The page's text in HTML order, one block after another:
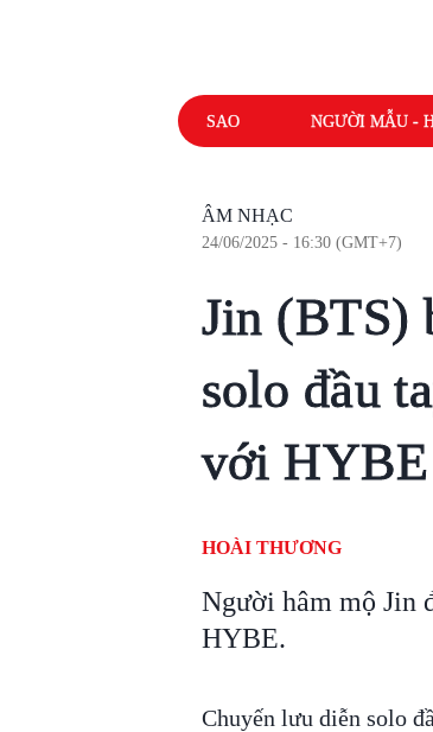
SAO NGƯỜI MẪU -
ÂM NHẠC
24/06/2025 - 16:30 (GMT+7)
Jin (BTS)
solo đầu
với HYBE
HOÀI THƯƠNG
Người hâm mộ Jin
HYBE.
Chuyến lưu diễn solo